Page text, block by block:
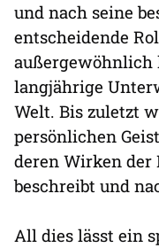
und nach seine
entscheidende
außergewöhnlich
langjährige
Welt. Bis zuletzt
persönlichen
deren Wirken
beschreibt und
All dies lässt ein